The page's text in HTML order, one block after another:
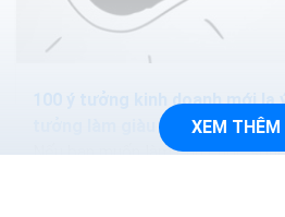
100 ý tưởng kinh doanh mới lạ
Nếu bạn muốn làm chủ cuộc
XEM THÊM